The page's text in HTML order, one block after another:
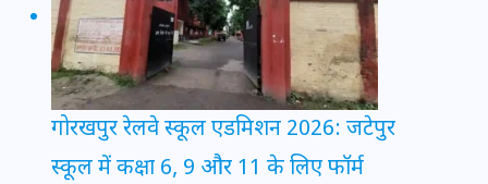
गोरखपुर रेलवे स्कूल एडमिशन 2026: जटेपुर
स्कूल में कक्षा 6, 9 और 11 के लिए फॉर्म